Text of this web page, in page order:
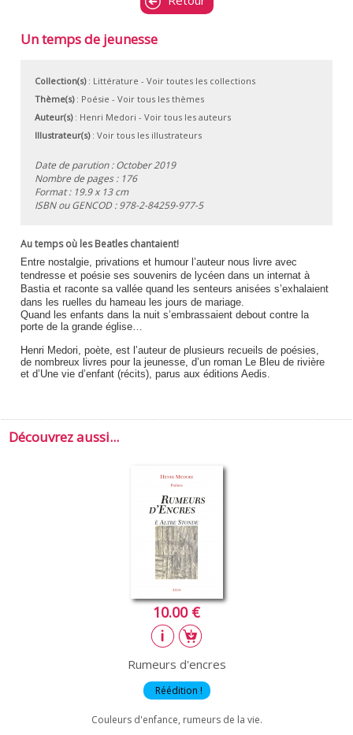
Un temps de jeunesse
Collection(s): Littérature - Voir toutes les collections
Thème(s): Poésie - Voir tous les thèmes
Auteur(s): Henri Medori - Voir tous les auteurs
Illustrateur(s): Voir tous les illustrateurs
Date de parution : October 2019
Nombre de pages : 176
Format : 19.9 x 13 cm
ISBN ou GENCOD :978-2-84259-977-5
Au temps où les Beatles chantaient!
Entre nostalgie, privations et humour l’auteur nous livre avec
tendresse et poésie ses souvenirs de lycéen dans un internat à
Bastia et raconte sa vallée quand les senteurs anisées s’exhalaient
dans les ruelles du hameau les jours de mariage.
Quand les enfants dans la nuit s’embrassaient debout contre la
porte de la grande église…
Henri Medori, poète, est l’auteur de plusieurs recueils de poésies,
de nombreux livres pour la jeunesse, d’un roman Le Bleu de rivière
et d’Une vie d’enfant (récits), parus aux éditions Aedis.
Découvrez aussi...
10.00 €
Rumeurs d'encres
Réédition !
Couleurs d'enfance, rumeurs de la vie.